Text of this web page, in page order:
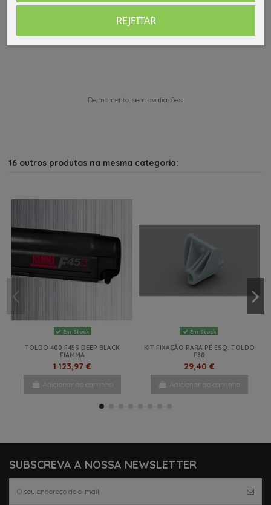
De momento, sem avaliações.
16 outros produtos na mesma categoria:
Em Stock
TOLDO 400 F45S DEEP BLACK
FIAMMA
1 123,97 €
Adicionar ao carrinho
Em Stock
KIT FIXAÇÃO PARA PÉ ESQ. TOLDO
F80
29,40 €
Adicionar ao carrinho
SUBSCREVA A NOSSA NEWSLETTER
REJEITAR